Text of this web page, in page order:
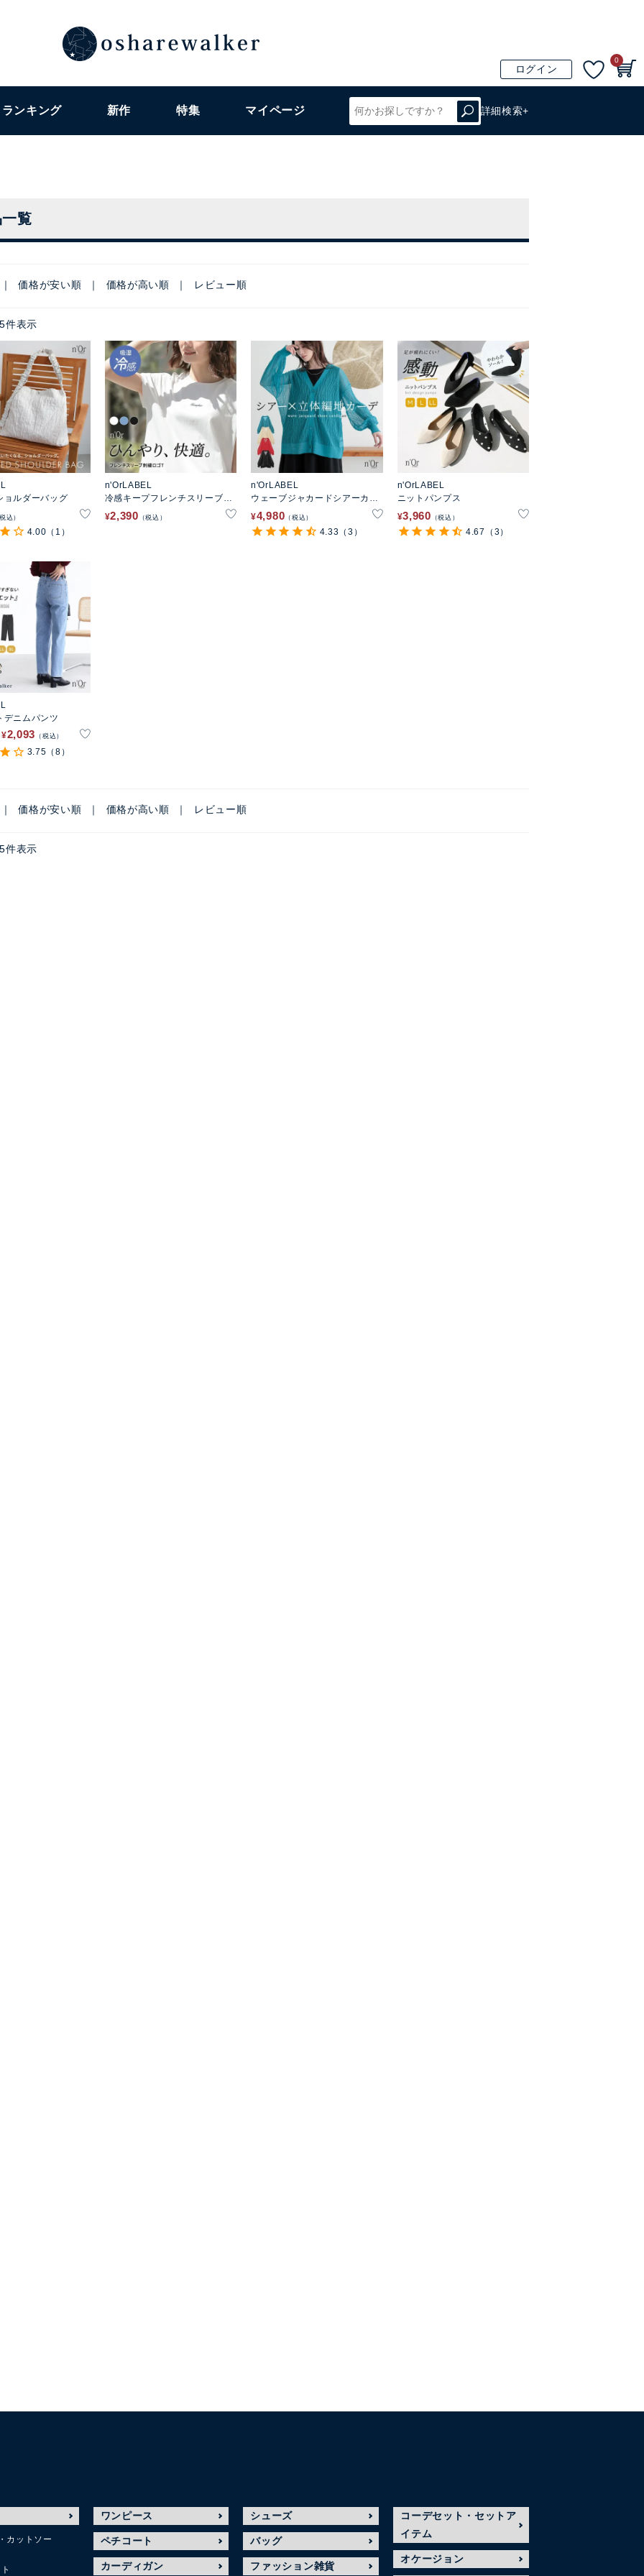
ログイン
0
ランキング 新作 特集 マイページ 詳細検索+
覧
価格が安い順 価格が高い順 レビュー順
5件表示
ョルダーバッグ
込
4.00 （1）
n'OrLABEL
冷感キープフレンチスリーブ刺
繍カットソー
¥2,390 税込
n'OrLABEL
ウェーブジャカードシアーカー
ディガン
¥4,980 税込
4.33 （3）
n'OrLABEL
ニットパンプス
¥3,960 税込
4.67 （3）
デニムパンツ
¥2,093 税込
3.75 （8）
価格が安い順 価格が高い順 レビュー順
5件表示
カットソー
ワンピース
ペチコート
カーディガン
シューズ
バッグ
ファッション雑貨
コーデセット・セットア
イテム
オケージョン